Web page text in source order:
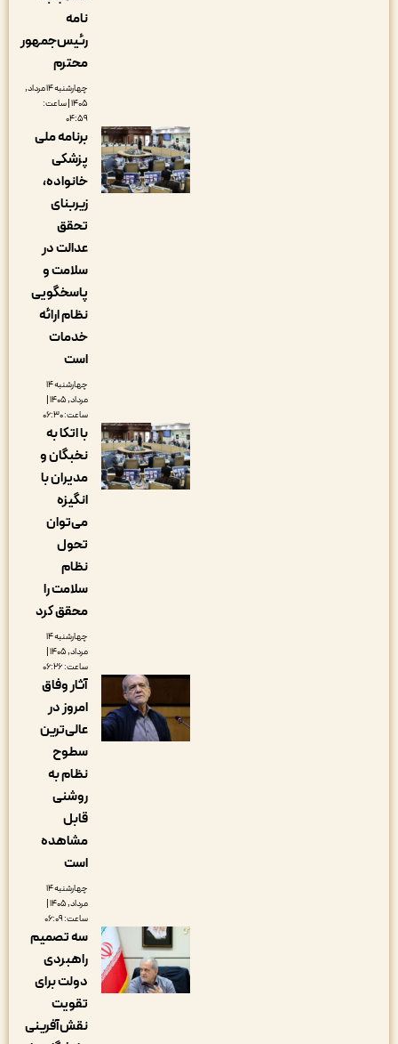
رئیس‌جمهور
چهارشنبه ۱۴ مرداد,
۱۴۰۵ | ساعت:
برنامه ملی
پزشکی
خانواده،
عدالت در
سلامت و
پاسخگویی
نظام ارائه
چهارشنبه ۱۴
مرداد, ۱۴۰۵ |
با اتکا به
نخبگان و
مدیران با
می‌توان
سلامت را
محقق کرد
چهارشنبه ۱۴
مرداد, ۱۴۰۵ |
آثار وفاق
امروز در
عالی‌ترین
نظام به
مشاهده
چهارشنبه ۱۴
مرداد, ۱۴۰۵ |
سه تصمیم
راهبردی
دولت برای
نقش‌آفرینی